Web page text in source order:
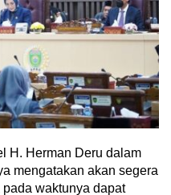
H. Herman Deru dalam
mengatakan akan segera
waktunya dapat